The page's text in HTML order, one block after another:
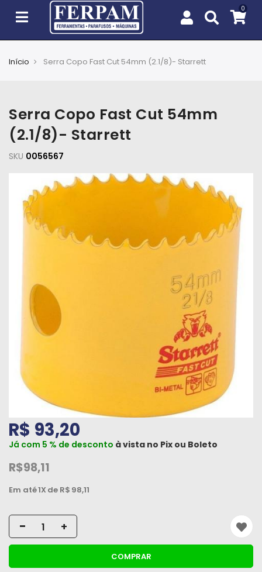
e
Jardim
EPIs
Fixação
Cobertura
Ferramentas
Iluminação
Materiais
Materiais
Elétricos
Hidráulicos
e
e
Peças
Início Serra Copo Fast Cut 54mm (2.1/8)- Starrett
Serra Copo Fast Cut 54mm
(2.1/8)- Starrett
SKU 0056567
R$ 93,20
Já com 5 % de desconto à vista no Pix ou Boleto
R$98,11
Em até1X de R$ 98,11
- +
COMPRAR